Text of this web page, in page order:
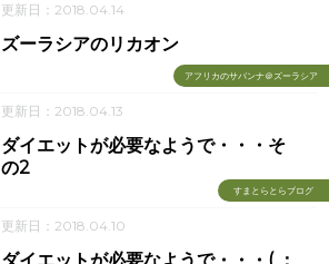
更新日：2018.04.14
アフリカのサバンナ＠ズーラシア
ズーラシアのリカオン
更新日：2018.04.13
すまとらとらブログ
ダイエットが必要なようで・・・そ
の2
更新日：2018.04.10